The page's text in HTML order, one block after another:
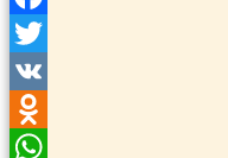
Facebook
Twitter
VK
Odnoklassniki